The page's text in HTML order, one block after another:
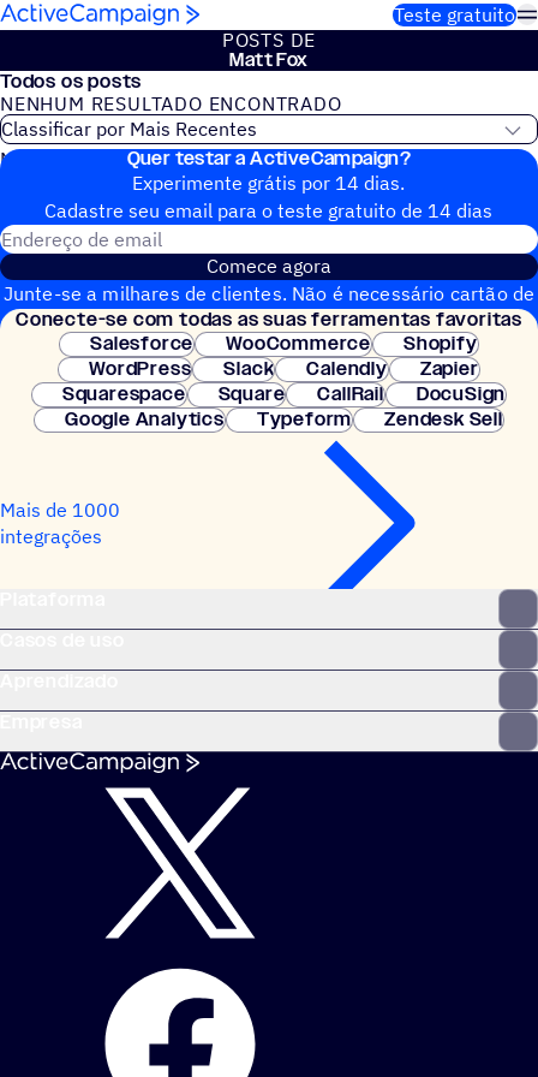
Pular para o conteúdo
Teste gratuito
POSTS DE
Matt Fox
Todos os posts
NENHUM RESULTADO ENCONTRADO
Nenhum post do blog encontrado
Quer testar a ActiveCampaign?
Experimente grátis por 14 dias.
Cadastre seu email para o teste gratuito de 14 dias
Comece agora
Junte-se a milhares de clientes. Não é necessário cartão de
crédito. Configuração instantânea.
Conecte-se com todas as suas ferramentas favoritas
Salesforce
WooCommerce
Shopify
WordPress
Slack Calendly
Zapier
Squarespace
Square CallRail
DocuSign
Google Analytics
Typeform Zendesk Sell
Mais de 1000
integrações